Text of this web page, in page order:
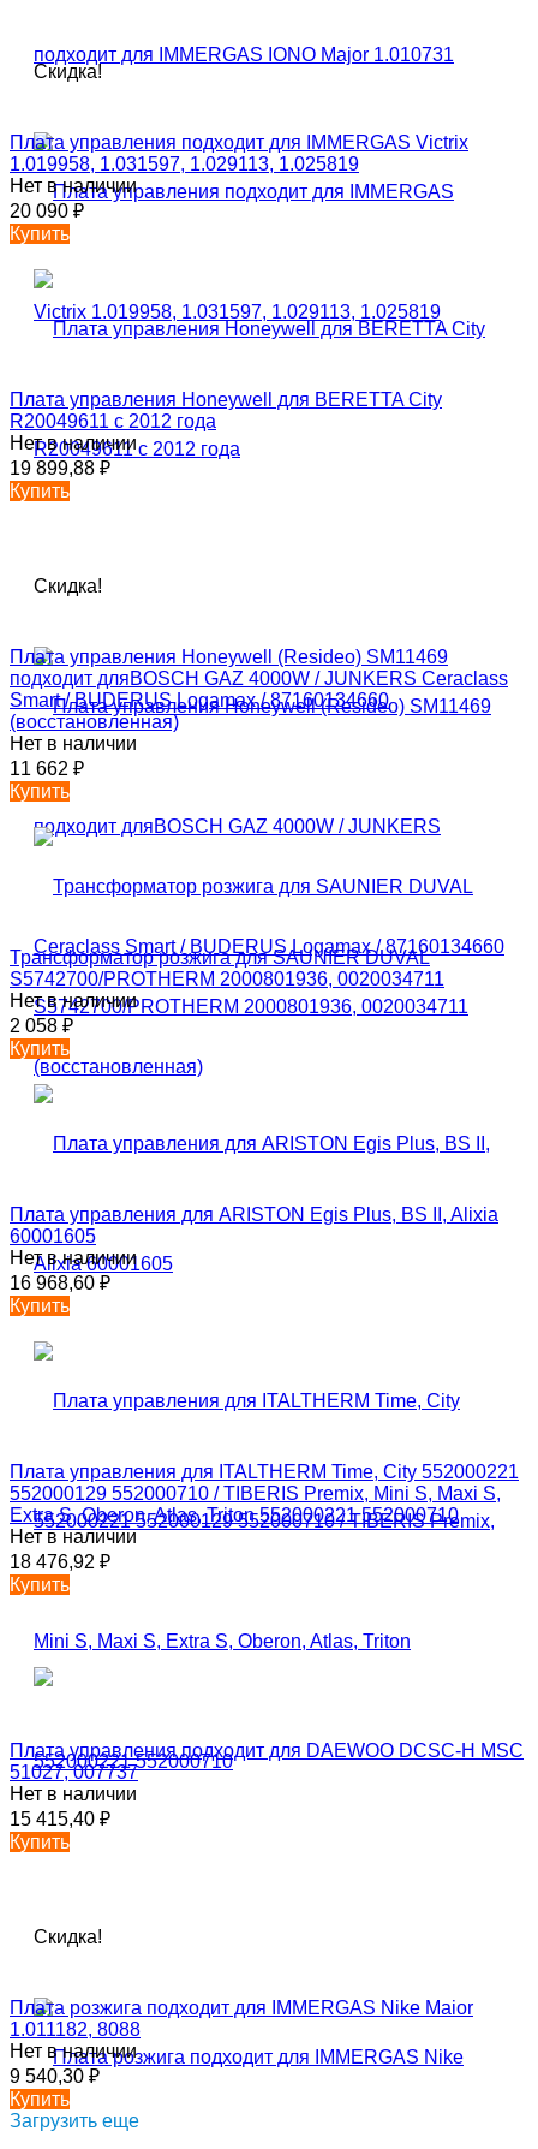
Скидка!
Плата управления подходит для IMMERGAS Victrix
1.019958, 1.031597, 1.029113, 1.025819
Нет в наличии
20 090 ₽
Купить
Плата управления Honeywell для BERETTA City
R20049611 c 2012 года
Нет в наличии
19 899,88 ₽
Купить
Скидка!
Плата управления Honeywell (Resideo) SM11469
подходит дляBOSCH GAZ 4000W / JUNKERS Ceraclass
Smart / BUDERUS Logamax / 87160134660
(восстановленная)
Нет в наличии
11 662 ₽
Купить
Трансформатор розжига для SAUNIER DUVAL
S5742700/PROTHERM 2000801936, 0020034711
Нет в наличии
2 058 ₽
Купить
Плата управления для ARISTON Egis Plus, BS II, Alixia
60001605
Нет в наличии
16 968,60 ₽
Купить
Плата управления для ITALTHERM Time, City 552000221
552000129 552000710 / TIBERIS Premix, Mini S, Maxi S,
Extra S, Oberon, Atlas, Triton 552000221 552000710
Нет в наличии
18 476,92 ₽
Купить
Плата управления подходит для DAEWOO DCSC-H MSC
51027, 007737
Нет в наличии
15 415,40 ₽
Купить
Скидка!
Плата розжига подходит для IMMERGAS Nike Maior
1.011182, 8088
Нет в наличии
9 540,30 ₽
Купить
Загрузить еще